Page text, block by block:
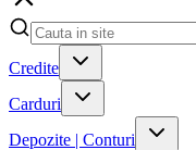
Credite
Carduri
Depozite | Conturi